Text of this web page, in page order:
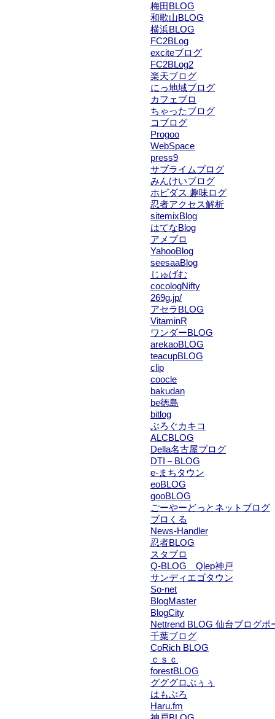
梅田BLOG
和歌山BLOG
横浜BLOG
FC2BLog
exciteブログ
FC2BLog2
楽天ブログ
にっ地域ブログ
カフェブロ
ちゃったブログ
コブログ
Progoo
WebSpace
press9
サブライムブログ
みんけいブログ
ホビダス 趣味ログ
忍者アクセス解析
sitemixBlog
はてなBlog
アメブロ
YahooBlog
seesaaBlog
じゅげむ
cocologNifty
269g.jp/
アセラBLOG
VitaminR
ワンダーBLOG
arekaoBLOG
teacupBLOG
clip
coocle
bakudan
be徳島
bitlog
ぶろぐカキコ
ALCBLOG
Della名古屋ブログ
DTI－BLOG
e-まちタウン
eoBLOG
gooBLOG
ごーやーどっとネットブログ
ブロくる
News-Handler
忍者BLOG
スタブロ
Q-BLOG Qlep神戸
サンディエゴタウン
So-net
BlogMaster
BlogCity
Nettrend BLOG 仙台ブログポ
千葉ブログ
CoRich BLOG
ｃｓｃ
forestBLOG
グググロぶぅぅ
はもぶろ
Haru.fm